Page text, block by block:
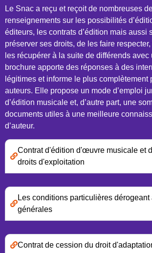
Le Snac a reçu et reçoit de nombreuses
renseignements sur les possibilités
éditeurs, les contrats d’édition mais aussi
préserver ses droits, de les faire
les récupérer à la suite de différends avec
brochure apporte des réponses à des
légitimes et informe le plus complètement
auteurs. Elle propose un mode d’emploi
d’édition musicale et, d’autre part, une
documents utiles à une meilleure
d’auteur.
Contrat d'édition d'œuvre musicale et
droits d'exploitation
Les conditions particulières
générales
Contrat de cession du droit